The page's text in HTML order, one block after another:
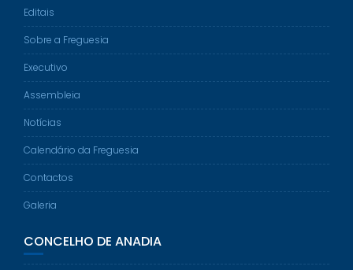
Editais
Sobre a Freguesia
Executivo
Assembleia
Notícias
Calendário da Freguesia
Contactos
Galeria
CONCELHO DE ANADIA